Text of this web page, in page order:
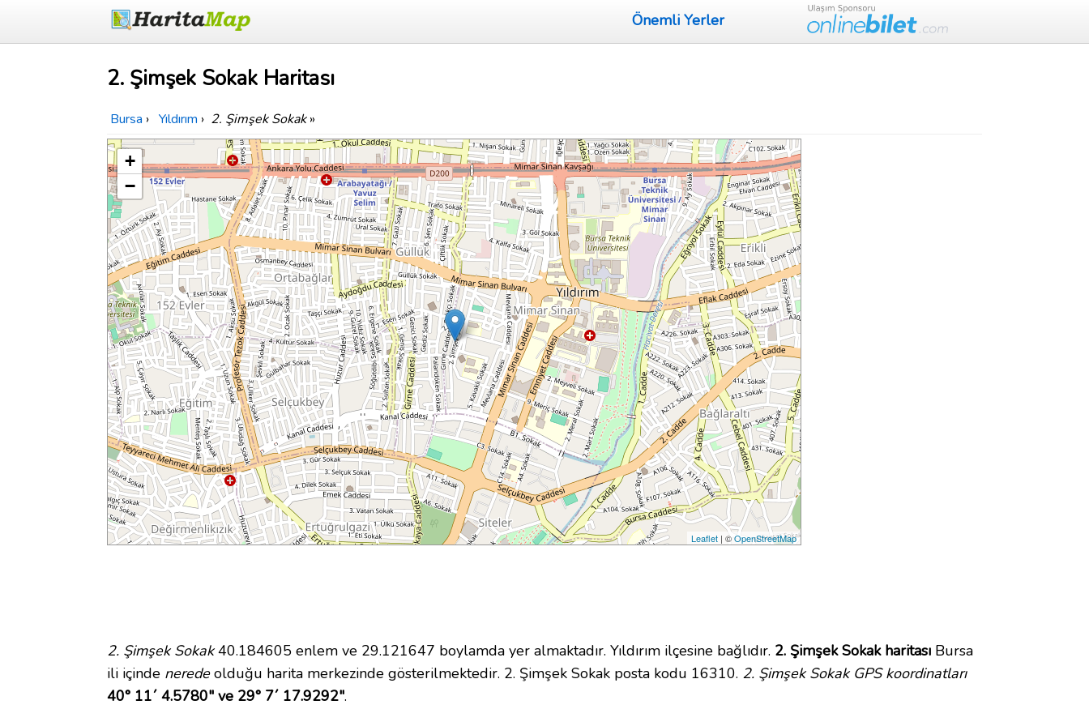
Önemli Yerler
2. Şimşek Sokak Haritası
Bursa › Yıldırım › 2. Şimşek Sokak»
+
−
Leaflet | ©OpenStreetMap
2. Şimşek Sokak40.184605 enlem ve 29.121647 boylamda yer almaktadır. Yıldırım ilçesine bağlıdır. 2. Şimşek Sokak haritası Bursa
ili içinde neredeolduğu harita merkezinde gösterilmektedir. 2. Şimşek Sokak posta kodu 16310. 2. Şimşek Sokak GPS koordinatları
40° 11´ 4.5780" ve 29° 7´ 17.9292".